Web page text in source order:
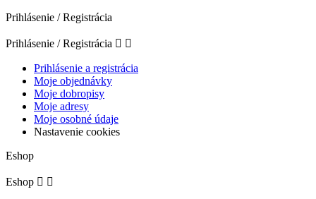
Prihlásenie / Registrácia
Prihlásenie / Registrácia  
Prihlásenie a registrácia
Moje objednávky
Moje dobropisy
Moje adresy
Moje osobné údaje
Nastavenie cookies
Eshop
Eshop  